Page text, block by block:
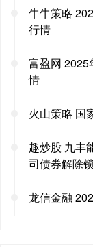
牛牛策略
行情
富盈网 2025
情
火山策略 国
趣炒股 九丰
司债券解除
龙信金融